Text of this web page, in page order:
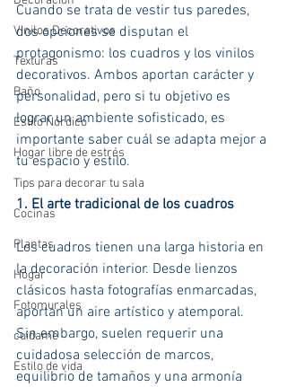
Vinilos Decorativos
Texturas
Baño
Estilo Nórdico
Hogar libre de estrés
Tips para decorar tu sala
Cocinas
Plantas
Hogar
Fotomurales
cuidame
Estilo de vida
Cuando se trata de vestir tus paredes,
dos opciones se disputan el
protagonismo: los cuadros y los vinilos
decorativos. Ambos aportan carácter y
personalidad, pero si tu objetivo es
lograr un ambiente sofisticado, es
importante saber cuál se adapta mejor a
tu espacio y estilo.
1. El arte tradicional de los cuadros
Los cuadros tienen una larga historia en
la decoración interior. Desde lienzos
clásicos hasta fotografías enmarcadas,
aportan un aire artístico y atemporal.
Sin embargo, suelen requerir una
cuidadosa selección de marcos,
equilibrio de tamaños y una armonía